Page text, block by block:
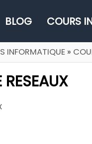
BLOG COURS
INFORMATIQUE »